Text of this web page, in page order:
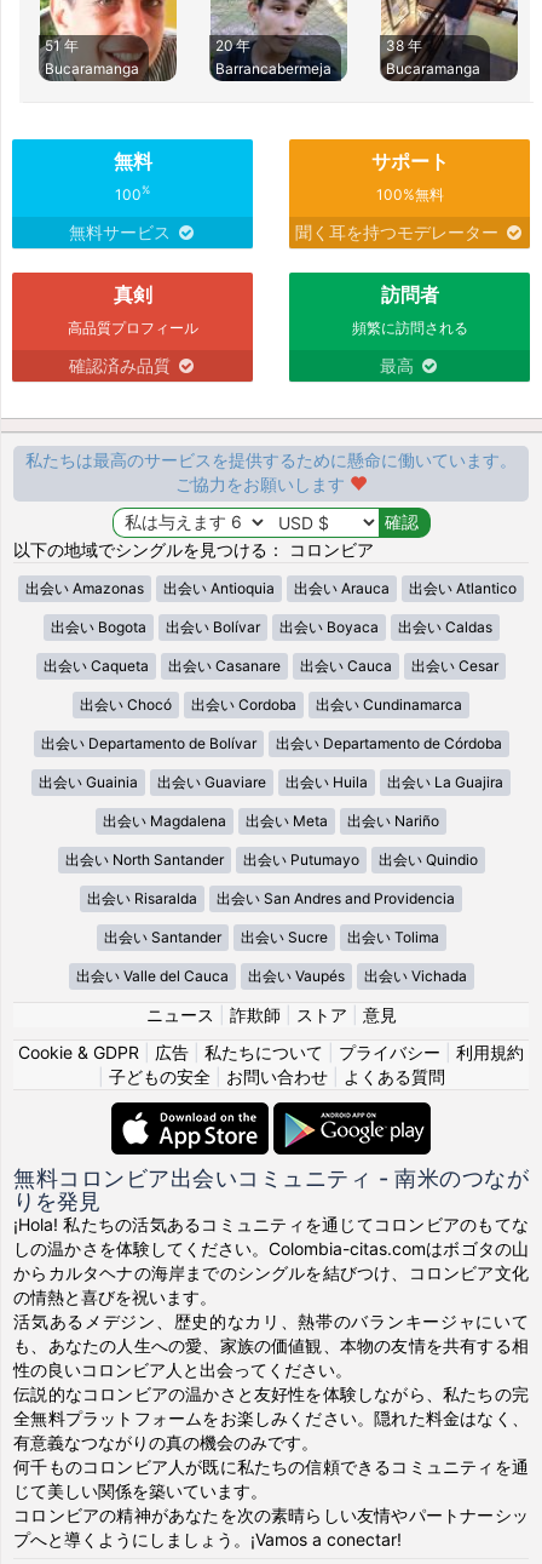
51 年
Bucaramanga
20 年
Barrancabermeja
38 年
Bucaramanga
無料
100%
無料サービス
サポート
100%無料
聞く耳を持つモデレーター
真剣
高品質プロフィール
確認済み品質
訪問者
頻繁に訪問される
最高
私たちは最高のサービスを提供するために懸命に働いています。
ご協力をお願いします
以下の地域でシングルを見つける： コロンビア
出会い Amazonas 出会い Antioquia 出会い Arauca 出会い Atlantico
出会い Bogota 出会い Bolívar 出会い Boyaca 出会い Caldas
出会い Caqueta 出会い Casanare 出会い Cauca 出会い Cesar
出会い Chocó 出会い Cordoba 出会い Cundinamarca
出会い Departamento de Bolívar 出会い Departamento de Córdoba
出会い Guainia 出会い Guaviare 出会い Huila 出会い La Guajira
出会い Magdalena 出会い Meta 出会い Nariño
出会い North Santander 出会い Putumayo 出会い Quindio
出会い Risaralda 出会い San Andres and Providencia
出会い Santander 出会い Sucre 出会い Tolima
出会い Valle del Cauca 出会い Vaupés 出会い Vichada
ニュース 詐欺師 ストア
意見
Cookie & GDPR
広告 私たちについて プライバシー
利用規約
子どもの安全| お問い合わせ| よくある質問
無料コロンビア出会いコミュニティ - 南米のつなが
りを発見
¡Hola! 私たちの活気あるコミュニティを通じてコロンビアのもてな
しの温かさを体験してください。Colombia-citas.comはボゴタの山
からカルタヘナの海岸までのシングルを結びつけ、コロンビア文化
の情熱と喜びを祝います。
活気あるメデジン、歴史的なカリ、熱帯のバランキージャにいて
も、あなたの人生への愛、家族の価値観、本物の友情を共有する相
性の良いコロンビア人と出会ってください。
伝説的なコロンビアの温かさと友好性を体験しながら、私たちの完
全無料プラットフォームをお楽しみください。隠れた料金はなく、
有意義なつながりの真の機会のみです。
何千ものコロンビア人が既に私たちの信頼できるコミュニティを通
じて美しい関係を築いています。
コロンビアの精神があなたを次の素晴らしい友情やパートナーシッ
プへと導くようにしましょう。¡Vamos a conectar!